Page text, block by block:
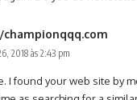
2018 às 2:43 pm
I found your web site by